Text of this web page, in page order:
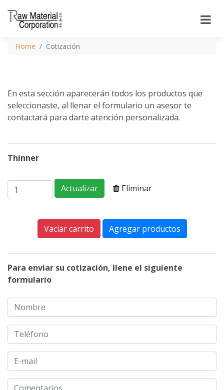
Home Cotización
En esta sección aparecerán todos los productos que
seleccionaste, al llenar el formulario un asesor te
contactará para darte atención personalizada.
Thinner
Eliminar
Vaciar carrito Agregar productos
Para enviar su cotización, llene el siguiente
formulario